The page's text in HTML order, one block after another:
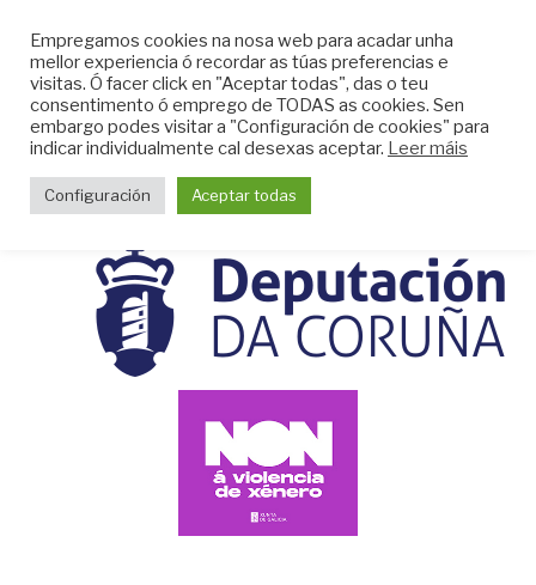
content
CLUB DO MAR DE
MUGARDOS
Web do Club do Mar de Mugardos
Empregamos cookies na nosa web para acadar unha
mellor experiencia ó recordar as túas preferencias e
visitas. Ó facer click en "Aceptar todas", das o teu
consentimento ó emprego de TODAS as cookies. Sen
embargo podes visitar a "Configuración de cookies" para
indicar individualmente cal desexas aceptar. Leer máis
Configuración Aceptar todas